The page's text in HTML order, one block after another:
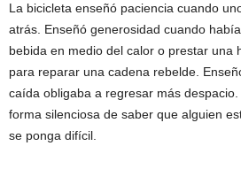
La bicicleta enseñó paciencia cuando
atrás. Enseñó generosidad cuando
bebida en medio del calor o prestar una
para reparar una cadena rebelde.
caída obligaba a regresar más
forma silenciosa de saber que alguien
se ponga difícil.